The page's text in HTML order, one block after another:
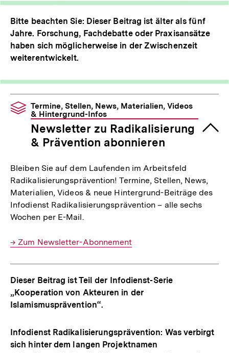
Bitte beachten Sie: Dieser Beitrag ist älter als fünf
Jahre. Forschung, Fachdebatte oder Praxisansätze
haben sich möglicherweise in der Zwischenzeit
weiterentwickelt.
Termine, Stellen, News, Materialien, Videos
& Hintergrund-Infos
Newsletter zu Radikalisierung
& Prävention abonnieren
Bleiben Sie auf dem Laufenden im Arbeitsfeld
Radikalisierungsprävention! Termine, Stellen, News,
Materialien, Videos & neue Hintergrund-Beiträge des
Infodienst Radikalisierungsprävention – alle sechs
Wochen per E-Mail.
Interner
→ Zum Newsletter-Abonnement
Dieser Beitrag ist Teil der Infodienst-Serie
„Kooperation von Akteuren in der
Islamismusprävention“.
Infodienst Radikalisierungsprävention: Was verbirgt
sich hinter dem langen Projektnamen